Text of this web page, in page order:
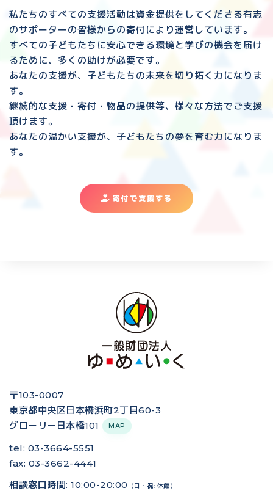
私たちのすべての支援活動は資金提供をしてくださる有志
のサポーターの皆様からの寄付により運営しています。
すべての子どもたちに安心できる環境と 学びの機会を届け
るために、多くの助けが必要です。
あなたの支援が、子どもたちの未来を切り拓く力になりま
す。
継続的な支援・寄付・物品の提供等、様々な方法でご支援
頂けます。
あなたの温かい支援が、子どもたちの夢を育む力になりま
す。
寄付で支援する
〒103-0007
東京都中央区日本橋浜町2丁目60-3
グローリー日本橋101
MAP
tel: 03-3664-5551
fax: 03-3662-4441
相談窓口時間: 10:00-20:00
（日・祝: 休館）